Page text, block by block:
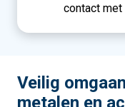
contact met
Veilig
metalen en